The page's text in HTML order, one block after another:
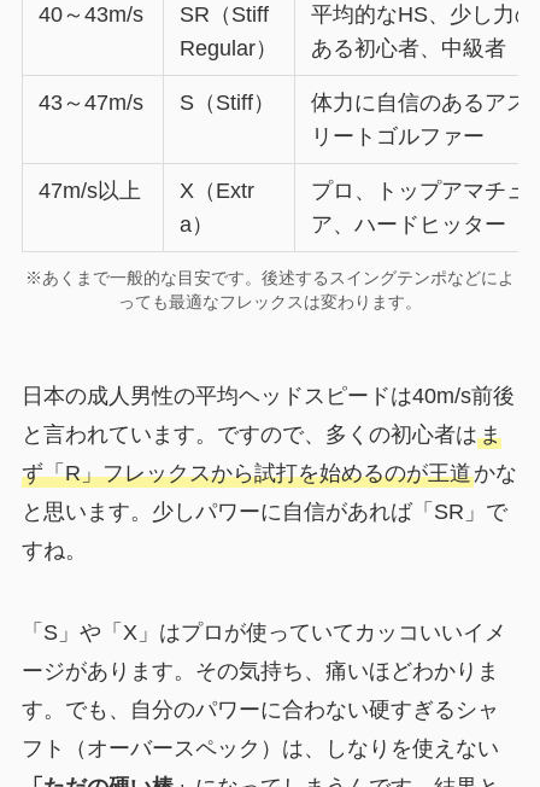
40～43m/s
SR（Stiff
Regular）
平均的なHS、少し力の
ある初心者、中級者
43～47m/s S（Stiff）
体力に自信のあるアス
リートゴルファー
47m/s以上
X（Extr
a）
プロ、トップアマチュ
ア、ハードヒッター
※あくまで一般的な目安です。後述するスイングテンポなどによ
っても最適なフレックスは変わります。
日本の成人男性の平均ヘッドスピードは40m/s前後
と言われています。ですので、多くの初心者はま
ず「R」フレックスから試打を始めるのが王道かな
と思います。少しパワーに自信があれば「SR」で
すね。
「S」や「X」はプロが使っていてカッコいいイメ
ージがあります。その気持ち、痛いほどわかりま
す。でも、自分のパワーに合わない硬すぎるシャ
フト（オーバースペック）は、しなりを使えない